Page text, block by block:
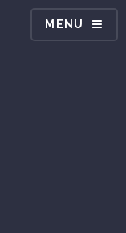
MENU